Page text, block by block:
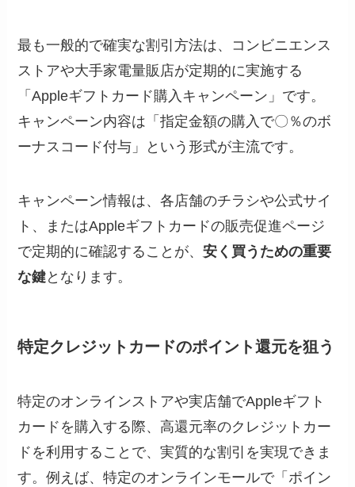
最も一般的で確実な割引方法は、コンビニエンス
ストアや大手家電量販店が定期的に実施する
「Appleギフトカード購入キャンペーン」です。
キャンペーン内容は「指定金額の購入で〇％のボ
ーナスコード付与」という形式が主流です。
キャンペーン情報は、各店舗のチラシや公式サイ
ト、またはAppleギフトカードの販売促進ページ
で定期的に確認することが、安く買うための重要
な鍵となります。
特定クレジットカードのポイント還元を狙う
特定のオンラインストアや実店舗でAppleギフト
カードを購入する際、高還元率のクレジットカー
ドを利用することで、実質的な割引を実現できま
す。例えば、特定のオンラインモールで「ポイン